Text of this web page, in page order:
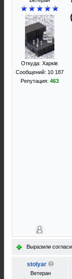
Откуда: Харків
Сообщений: 10 187
Репутация: 463
Выразили
stolyar
Ветеран